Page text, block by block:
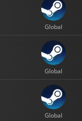
Global
Global
Global